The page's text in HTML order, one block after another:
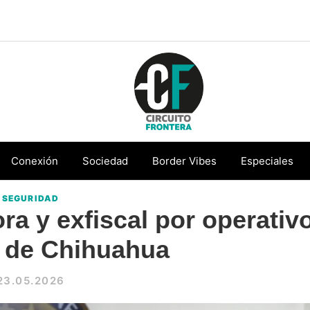
Conéctate
con
la
Conexión Sociedad Border Vibes Especiales
SEGURIDAD
y exfiscal por
Chihuahua